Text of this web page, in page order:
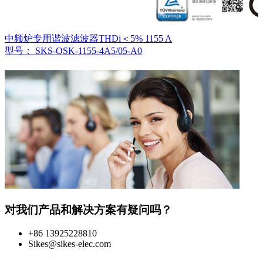
中频炉专用谐波滤波器THDi＜5% 1155 A
型号： SKS-OSK-1155-4A5/05-A0
对我们产品和解决方案有疑问吗？
+86 13925228810
Sikes@sikes-elec.com